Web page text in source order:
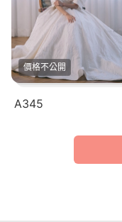
價格不公開
A345